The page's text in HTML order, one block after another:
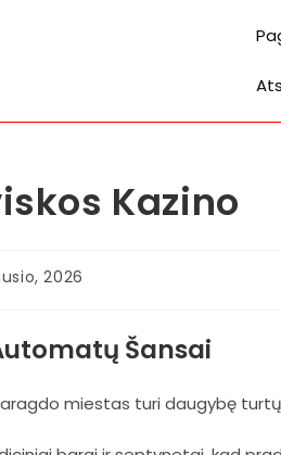
Kazino
2026
Šansai
miestas turi daugybę